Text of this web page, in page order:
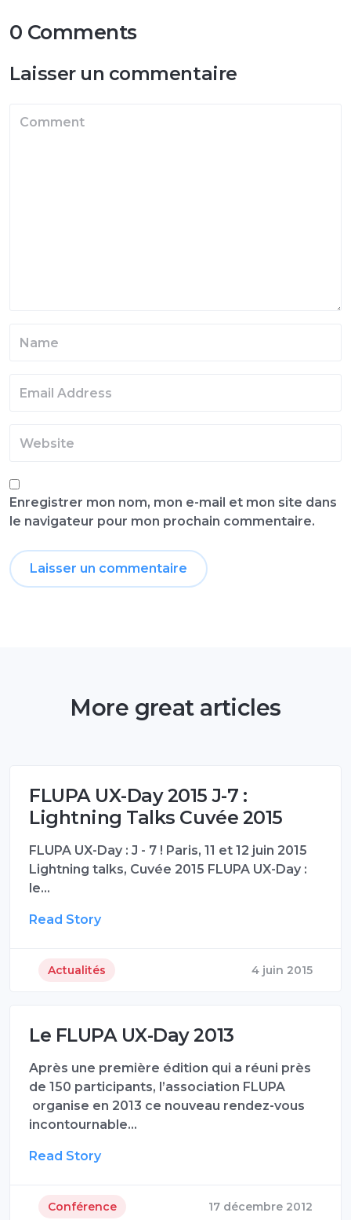
0 Comments
Laisser un commentaire
Enregistrer mon nom, mon e-mail et mon site dans
le navigateur pour mon prochain commentaire.
More great articles
FLUPA UX-Day 2015 J-7 :
Lightning Talks Cuvée 2015
FLUPA UX-Day : J - 7 ! Paris, 11 et 12 juin 2015
Lightning talks, Cuvée 2015 FLUPA UX-Day :
le…
Read Story
Actualités 4 juin 2015
Le FLUPA UX-Day 2013
Après une première édition qui a réuni près
de 150 participants, l’association FLUPA
organise en 2013 ce nouveau rendez-vous
incontournable…
Read Story
Conférence 17 décembre 2012